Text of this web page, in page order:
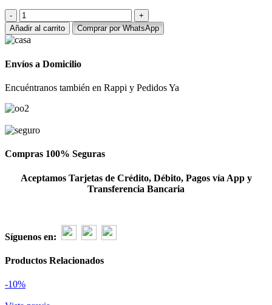
Arreglo
de
5
tulipanes
1
cantidad
Añadir al carrito Comprar por WhatsApp
Envíos a Domicilio
Encuéntranos también en Rappi y Pedidos Ya
Compras 100% Seguras
Aceptamos Tarjetas de Crédito, Débito, Pagos vía App y
Transferencia Bancaria
Síguenos en:
Productos Relacionados
-10%